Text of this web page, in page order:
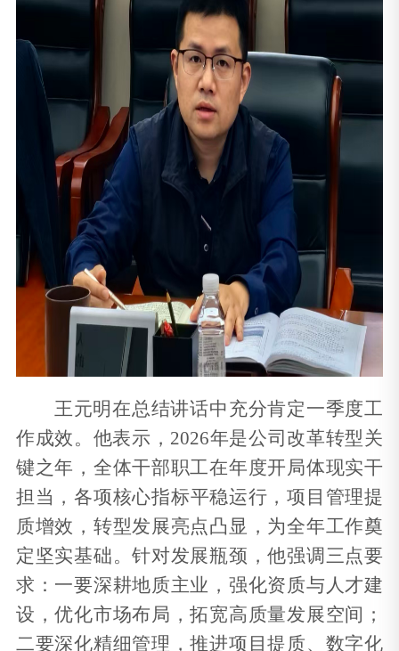
王元明在总结讲话中充分肯定一季度工
作成效。他表示， 2026年是公司改革转型关
键之年，全体干部职工在年度开局体现实干
担当，各项核心指标平稳运行，项目管理提
质增效，转型发展亮点凸显，为全年工作奠
定坚实基础。针对发展瓶颈，他强调三点要
求：一要深耕地质主业，强化资质与人才建
设，优化市场布局，拓宽高质量发展空间；
二要深化精细管理，推进项目提质、数字化